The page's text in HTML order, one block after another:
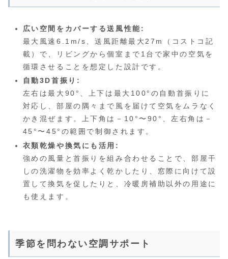
広い空間をカバーする送風性能:
最大風速6.1m/s、送風距離最大27m（コストコ記
載）で、リビングから個室まで1台で家中の空気を
循環させることを想定した設計です。
自動3D首振り:
左右は最大90°、上下は最大100°の自動首振りに
対応し、部屋の隅々まで風を届けて空気をムラなく
かき混ぜます。上下角は－10°〜90°、左右角は－
45°〜45°の範囲で制御されます。
衣類乾燥や換気にも活用:
強めの風量と首振りを組み合わせることで、部屋干
しの洗濯物を効率よく乾かしたり、窓際に向けて設
置して換気を促したりと、冷暖房補助以外の用途に
も使えます。
季節を問わない空調サポート